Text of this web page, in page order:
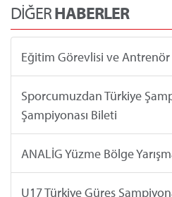
DİĞERHABERLER
Eğitim Görevlisi ve Antrenör
Sporcumuzdan Türkiye
Şampiyonası Bileti
ANALİG Yüzme Bölge
U17 Türkiye Güreş